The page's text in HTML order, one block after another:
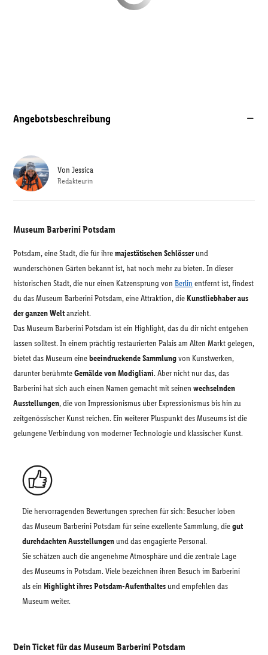
Angebotsbeschreibung
Museum Barberini Potsdam
Potsdam, eine Stadt, die für ihremajestätischen Schlösserund
wunderschönen Gärten bekannt ist, hat noch mehr zu bieten. In dieser
historischen Stadt, die nur einen Katzensprung von Berlin entfernt ist, findest
du das Museum Barberini Potsdam, eine Attraktion, die Kunstliebhaber aus
der ganzen Weltanzieht.
Das Museum Barberini Potsdam ist ein Highlight, das du dir nicht entgehen
lassen solltest. In einem prächtig restaurierten Palais am Alten Markt gelegen,
bietet das Museum einebeeindruckende Sammlungvon Kunstwerken,
darunter berühmteGemälde von Modigliani. Aber nicht nur das, das
Barberini hat sich auch einen Namen gemacht mit seinen wechselnden
Ausstellungen, die von Impressionismus über Expressionismus bis hin zu
zeitgenössischer Kunst reichen. Ein weiterer Pluspunkt des Museums ist die
gelungene Verbindung von moderner Technologie und klassischer Kunst.
Die hervorragenden Bewertungen sprechen für sich: Besucher loben
das Museum Barberini Potsdam für seine exzellente Sammlung, diegut
durchdachten Ausstellungen und das engagierte Personal.
Sie schätzen auch die angenehme Atmosphäre und die zentrale Lage
des Museums in Potsdam. Viele bezeichnen ihren Besuch im Barberini
als ein Highlight ihres Potsdam-Aufenthaltes und empfehlen das
Museum weiter.
Dein Ticket für das Museum Barberini Potsdam
Von Jessica
Redakteurin